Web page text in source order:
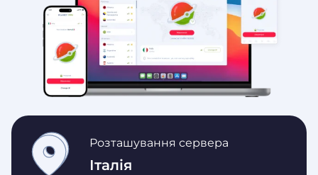
Розташування сервера
Італія